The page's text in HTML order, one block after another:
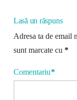
Lasă un răspuns
Adresa ta de email
sunt marcate cu *
Comentariu*